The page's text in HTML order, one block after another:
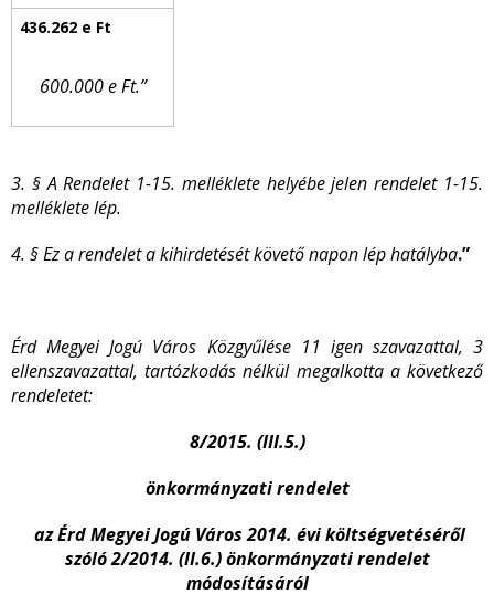
600.000 e Ft.”
3. § A Rendelet 1-15. melléklete helyébe jelen rendelet 1-15.
melléklete lép.
4. § Ez a rendelet a kihirdetését követő napon lép hatályba.”
Érd Megyei Jogú Város Közgyűlése 11 igen szavazattal, 3
ellenszavazattal, tartózkodás nélkül megalkotta a következő
rendeletet:
8/2015. (III.5.)
önkormányzati rendelet
az Érd Megyei Jogú Város 2014. évi költségvetéséről
szóló2/2014. (II.6.) önkormányzati rendelet
módosításáról